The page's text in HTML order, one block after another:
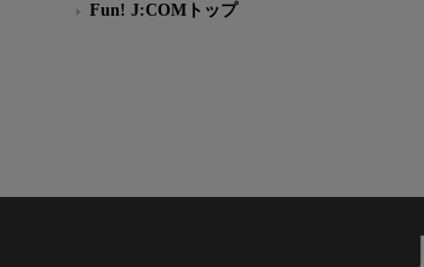
Fun! J:COMトップ